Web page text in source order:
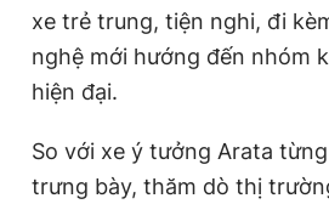
xe trẻ trung, tiện nghi, đi
nghệ mới hướng đến nhóm
hiện đại.
So với xe ý tưởng Arata
trưng bày, thăm dò thị